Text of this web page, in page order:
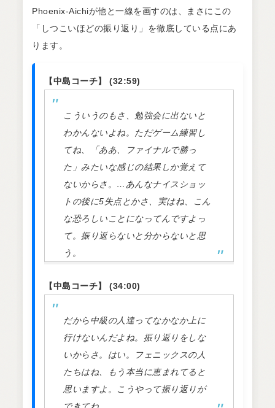
Phoenix-Aichiが他と一線を画すのは、まさにこの
「しつこいほどの振り返り」を徹底している点にあ
ります。
【中島コーチ】 (32:59)
こういうのもさ、勉強会に出ないと
わかんないよね。ただゲーム練習し
てね、「ああ、ファイナルで勝っ
た」みたいな感じの結果しか覚えて
ないからさ。…あんなナイスショッ
トの後に5失点とかさ、実はね、こん
な恐ろしいことになってんですよっ
て。振り返らないと分からないと思
う。
【中島コーチ】 (34:00)
だから中級の人達ってなかなか上に
行けないんだよね。振り返りをしな
いからさ。はい。フェニックスの人
たちはね、もう本当に恵まれてると
思いますよ。こうやって振り返りが